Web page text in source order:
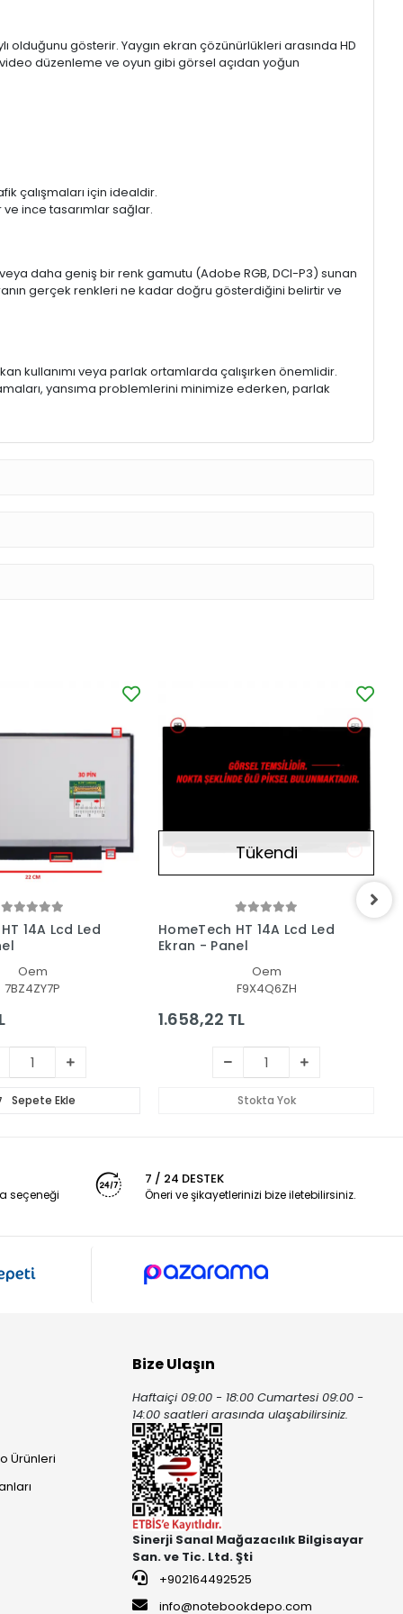
olduğunu gösterir. Yaygın ekran çözünürlükleri arasında HD
video düzenleme ve oyun gibi görsel açıdan yoğun
çalışmaları için idealdir.
ince tasarımlar sağlar.
daha geniş bir renk gamutu (Adobe RGB, DCI-P3) sunan
gerçek renkleri ne kadar doğru gösterdiğini belirtir ve
kullanımı veya parlak ortamlarda çalışırken önemlidir.
yansıma problemlerini minimize ederken, parlak
14A Lcd Led
Oem
7BZ4ZY7P
Sepete Ekle
Tükendi
HomeTech HT 14A Lcd Led
Ekran - Panel
Oem
F9X4Q6ZH
1.658,22 TL
Stokta Yok
seçeneği
7 / 24 DESTEK
Öneri ve şikayetlerinizi bize iletebilirsiniz.
Ürünleri
Bize Ulaşın
Haftaiçi 09:00 - 18:00 Cumartesi 09:00 -
14:00 saatleri arasında ulaşabilirsiniz.
Sinerji Sanal Mağazacılık Bilgisayar
San. ve Tic. Ltd. Şti
+902164492525
info@notebookdepo.com